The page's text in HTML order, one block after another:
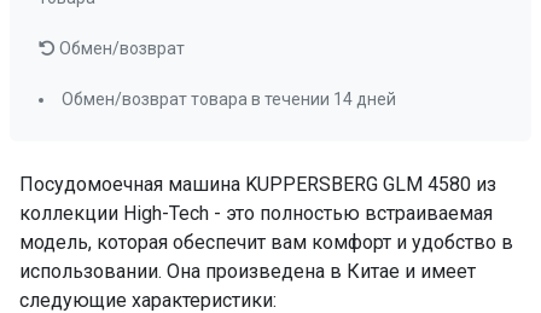
Съемные разбрызгиватели
Фильтр тонкой и грубой очистки
Отображение выбранной программы
да
Отображение времени мытья
да
Индикатор отсутствия соли и ополаскивателя
Посудомоечная машина KUPPERSBERG GLM 4580 из
коллекции High-Tech - это полностью встраиваемая
модель, которая обеспечит вам комфорт и удобство в
использовании. Она произведена в Китае и имеет
следующие характеристики:
Обмен/возврат
Обмен/возврат товара в течении 14 дней